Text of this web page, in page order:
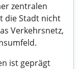
zentralen
die Stadt nicht
Verkehrsnetz,
ist geprägt